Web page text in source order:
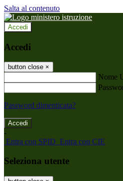
Salta al contenuto
Accedi
Accedi
button close ×
Nome
Password dimenticata?
-
Entra con SPID Entra con CIE
Seleziona utente